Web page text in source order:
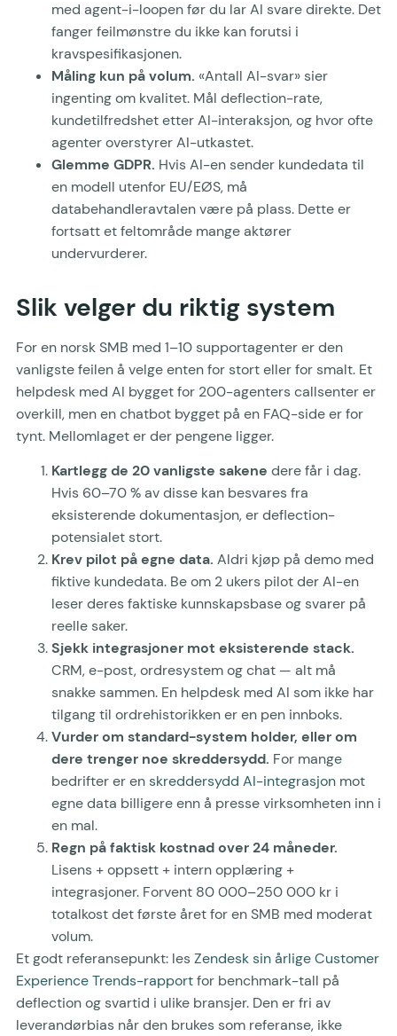
med agent-i-loopen før du lar AI svare direkte. Det
fanger feilmønstre du ikke kan forutsi i
kravspesifikasjonen.
Måling kun på volum. «Antall AI-svar» sier
ingenting om kvalitet. Mål deflection-rate,
kundetilfredshet etter AI-interaksjon, og hvor ofte
agenter overstyrer AI-utkastet.
Glemme GDPR. Hvis AI-en sender kundedata til
en modell utenfor EU/EØS, må
databehandleravtalen være på plass. Dette er
fortsatt et feltområde mange aktører
undervurderer.
Slik velger du riktig system
For en norsk SMB med 1–10 supportagenter er den
vanligste feilen å velge enten for stort eller for smalt. Et
helpdesk med AI bygget for 200-agenters callsenter er
overkill, men en chatbot bygget på en FAQ-side er for
tynt. Mellomlaget er der pengene ligger.
Kartlegg de 20 vanligste sakene dere får i dag.
Hvis 60–70 % av disse kan besvares fra
eksisterende dokumentasjon, er deflection-
potensialet stort.
Krev pilot på egne data. Aldri kjøp på demo med
fiktive kundedata. Be om 2 ukers pilot der AI-en
leser deres faktiske kunnskapsbase og svarer på
reelle saker.
Sjekk integrasjoner mot eksisterende stack.
CRM, e-post, ordresystem og chat — alt må
snakke sammen. En helpdesk med AI som ikke har
tilgang til ordrehistorikken er en pen innboks.
Vurder om standard-system holder, eller om
dere trenger noe skreddersydd. For mange
bedrifter er enskreddersydd AI-integrasjon mot
egne data billigere enn å presse virksomheten inn i
en mal.
Regn på faktisk kostnad over 24 måneder.
Lisens + oppsett + intern opplæring +
integrasjoner. Forvent 80 000–250 000 kr i
totalkost det første året for en SMB med moderat
volum.
Et godt referansepunkt: lesZendesk sin årlige Customer
Experience Trends-rapportfor benchmark-tall på
deflection og svartid i ulike bransjer. Den er fri av
leverandørbias når den brukes som referanse, ikke